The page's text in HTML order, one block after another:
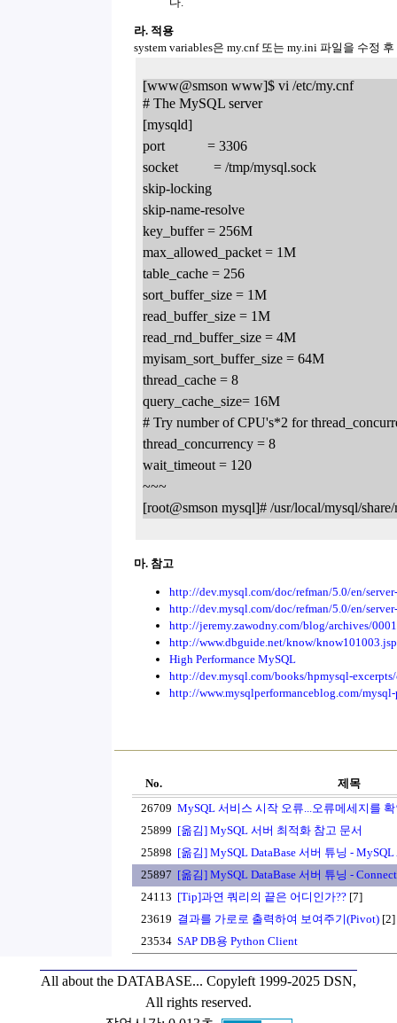
라. 적용
system variables은 my.cnf 또는 my.ini 파일을 수정
[www@smson www]$ vi /etc/my.cnf
# The MySQL server
[mysqld]
port            = 3306
socket          = /tmp/mysql.sock
skip-locking
skip-name-resolve
key_buffer = 256M
max_allowed_packet = 1M
table_cache = 256
sort_buffer_size = 1M
read_buffer_size = 1M
read_rnd_buffer_size = 4M
myisam_sort_buffer_size = 64M
thread_cache = 8
query_cache_size= 16M
# Try number of CPU's*2 for
thread_concurrency = 8
wait_timeout = 120
~~~
[root@smson mysql]# /usr/local/mysql/
마. 참고
http://dev.mysql.com/doc/refman/5.0/en/
http://dev.mysql.com/doc/refman/5.0/en/
http://jeremy.zawodny.com/blog/archives/
http://www.dbguide.net/know/
High Performance MySQL
http://dev.mysql.com/books/hpmysql-
http://www.mysqlperformanceblog.com/
No.
제목
26709 MySQL 서비스 시작 오류...오류메세지를
25899 [옮김] MySQL 서버 최적화 참고 문서
25898 [옮김] MySQL DataBase 서버 튜닝 -
25897 [옮김] MySQL DataBase 서버 튜닝 -
24113 [Tip]과연 쿼리의 끝은 어디인가?? [7]
23619 결과를 가로로 출력하여 보여주기(Pivot) [2]
23534 SAP DB용 Python Client
All about the DATABASE... Copyleft 1999-2025 DSN,
All rights reserved.